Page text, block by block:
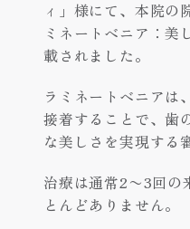
ィ」様にて、本院の
ミネートベニア：美
載されました。
ラミネートベニアは
接着することで、歯
な美しさを実現する
治療は通常2〜3回の
とんどありません。